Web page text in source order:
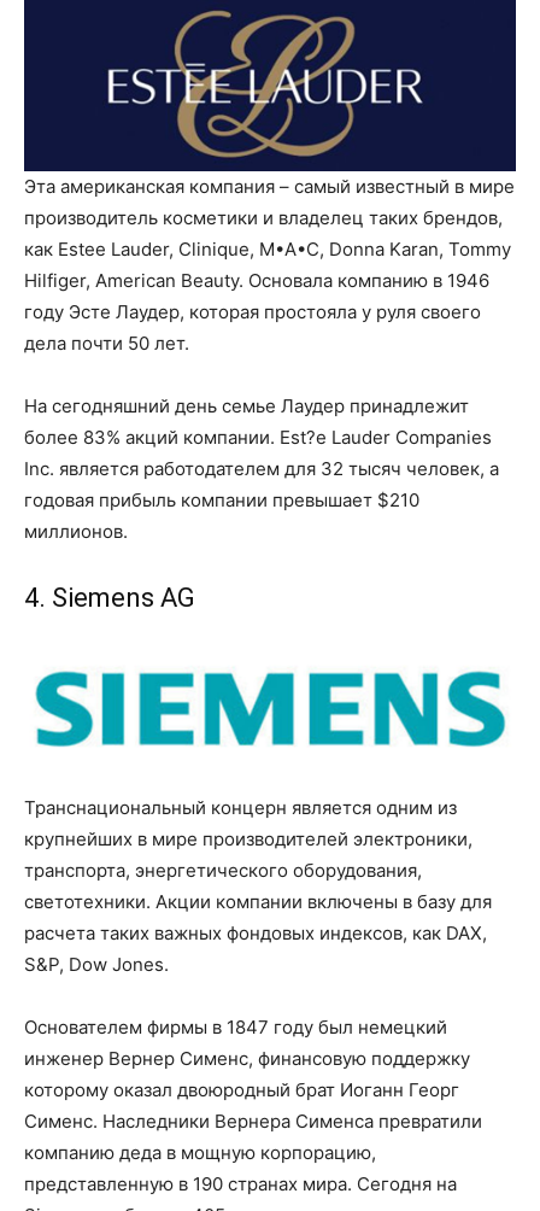
Эта американская компания – самый известный в мире
производитель косметики и владелец таких брендов,
как Estee Lauder, Clinique, M•A•C, Donna Karan, Tommy
Hilfiger, American Beauty. Основала компанию в 1946
году Эсте Лаудер, которая простояла у руля своего
дела почти 50 лет.
На сегодняшний день семье Лаудер принадлежит
более 83% акций компании. Est?e Lauder Companies
Inc. является работодателем для 32 тысяч человек, а
годовая прибыль компании превышает $210
миллионов.
4. Siemens AG
Транснациональный концерн является одним из
крупнейших в мире производителей электроники,
транспорта, энергетического оборудования,
светотехники. Акции компании включены в базу для
расчета таких важных фондовых индексов, как DAX,
S&P, Dow Jones.
Основателем фирмы в 1847 году был немецкий
инженер Вернер Сименс, финансовую поддержку
которому оказал двоюродный брат Иоганн Георг
Сименс. Наследники Вернера Сименса превратили
компанию деда в мощную корпорацию,
представленную в 190 странах мира. Сегодня на